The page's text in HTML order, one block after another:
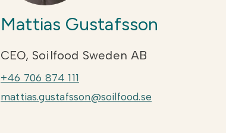
Mattias Gustafsson
CEO, Soilfood Sweden AB
+46 706 874 111
mattias.gustafsson@soilfood.se